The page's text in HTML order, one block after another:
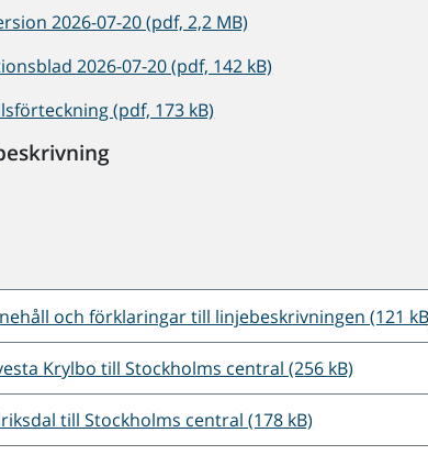
2026-07-20 (pdf, 2,2 MB)
2026-07-20 (pdf, 142 kB)
(pdf, 173 kB)
och förklaringar till linjebeskrivningen (121
Krylbo till Stockholms central (256 kB)
till Stockholms central (178 kB)